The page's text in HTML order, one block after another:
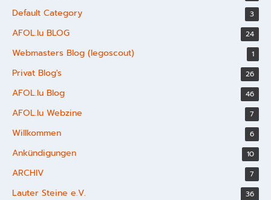
Default Category 3
AFOL.lu BLOG 24
Webmasters Blog (legoscout) 1
Privat Blog's 26
AFOL.lu Blog 46
AFOL.lu Webzine 7
Willkommen 6
Ankündigungen 10
ARCHIV 7
Lauter Steine e.V. 36